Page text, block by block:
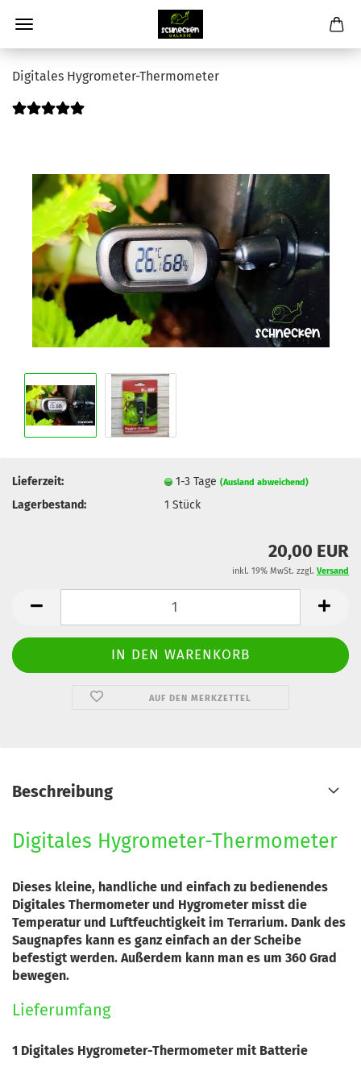
Digitales Hygrometer-Thermometer
Lieferzeit: 1-3 Tage(Ausland abweichend)
Lagerbestand: 1Stück
20,00 EUR
inkl. 19% MwSt. zzgl. Versand
AUF DEN MERKZETTEL
Beschreibung
Digitales Hygrometer-Thermometer
Dieses kleine, handliche und einfach zu bedienendes
Digitales Thermometer und Hygrometer misst die
Temperatur und Luftfeuchtigkeit im Terrarium. Dank des
Saugnapfes kann es ganz einfach an der Scheibe
befestigt werden. Außerdem kann man es um 360 Grad
bewegen.
Lieferumfang
1 Digitales Hygrometer-Thermometer mit Batterie